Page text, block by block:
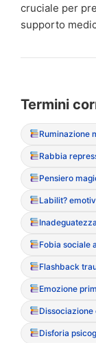
cruciale per
supporto
Termini
Rabbia
Labilit?
Flashback
Emozione
Disforia